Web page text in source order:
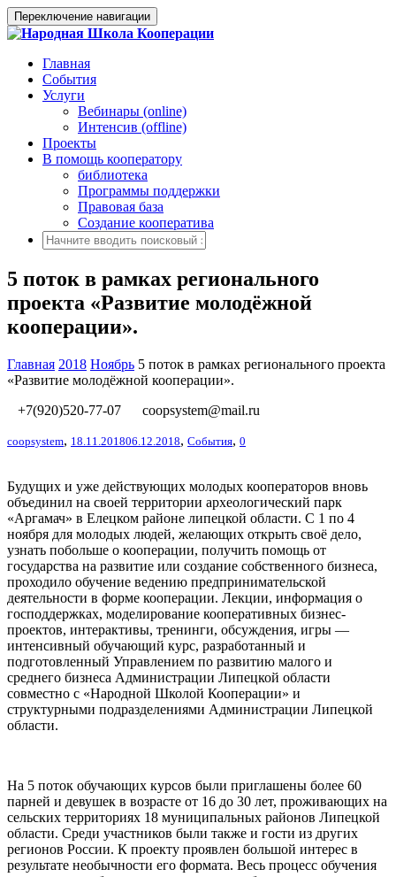
Переключение навигации
Главная
События
Услуги
Вебинары (online)
Интенсив (offline)
Проекты
В помощь кооператору
библиотека
Программы поддержки
Правовая база
Создание кооператива
5 поток в рамках регионального
проекта «Развитие молодёжной
кооперации».
Главная 2018 Ноябрь 5 поток в рамках регионального проекта
«Развитие молодёжной кооперации».
+7(920)520-77-07
coopsystem@mail.ru
coopsystem, 18.11.201806.12.2018, События, 0
Будущих и уже действующих молодых кооператоров вновь
объединил на своей территории археологический парк
«Аргамач» в Елецком районе липецкой области. С 1 по 4
ноября для молодых людей, желающих открыть своё дело,
узнать побольше о кооперации, получить помощь от
государства на развитие или создание собственного бизнеса,
проходило обучение ведению предпринимательской
деятельности в форме кооперации. Лекции, информация о
господдержках, моделирование кооперативных бизнес-
проектов, интерактивы, тренинги, обсуждения, игры —
интенсивный обучающий курс, разработанный и
подготовленный Управлением по развитию малого и
среднего бизнеса Администрации Липецкой области
совместно с «Народной Школой Кооперации» и
структурными подразделениями Администрации Липецкой
области.
На 5 поток обучающих курсов были приглашены более 60
парней и девушек в возрасте от 16 до 30 лет, проживающих на
сельских территориях 18 муниципальных районов Липецкой
области. Среди участников были также и гости из других
регионов России. К проекту проявлен большой интерес в
результате необычности его формата. Весь процесс обучения